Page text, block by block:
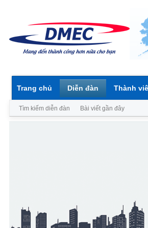
Trang chủ Diễn đàn
Tìm kiếm diễn đàn Bài viết gần đây
Thành